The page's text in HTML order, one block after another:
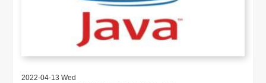
2022-04-13 Wed